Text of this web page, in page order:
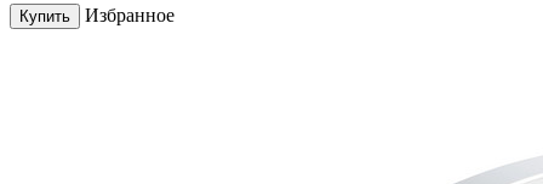
Купить Избранное